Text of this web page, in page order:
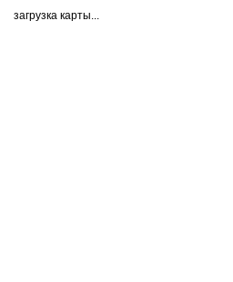
загрузка карты...